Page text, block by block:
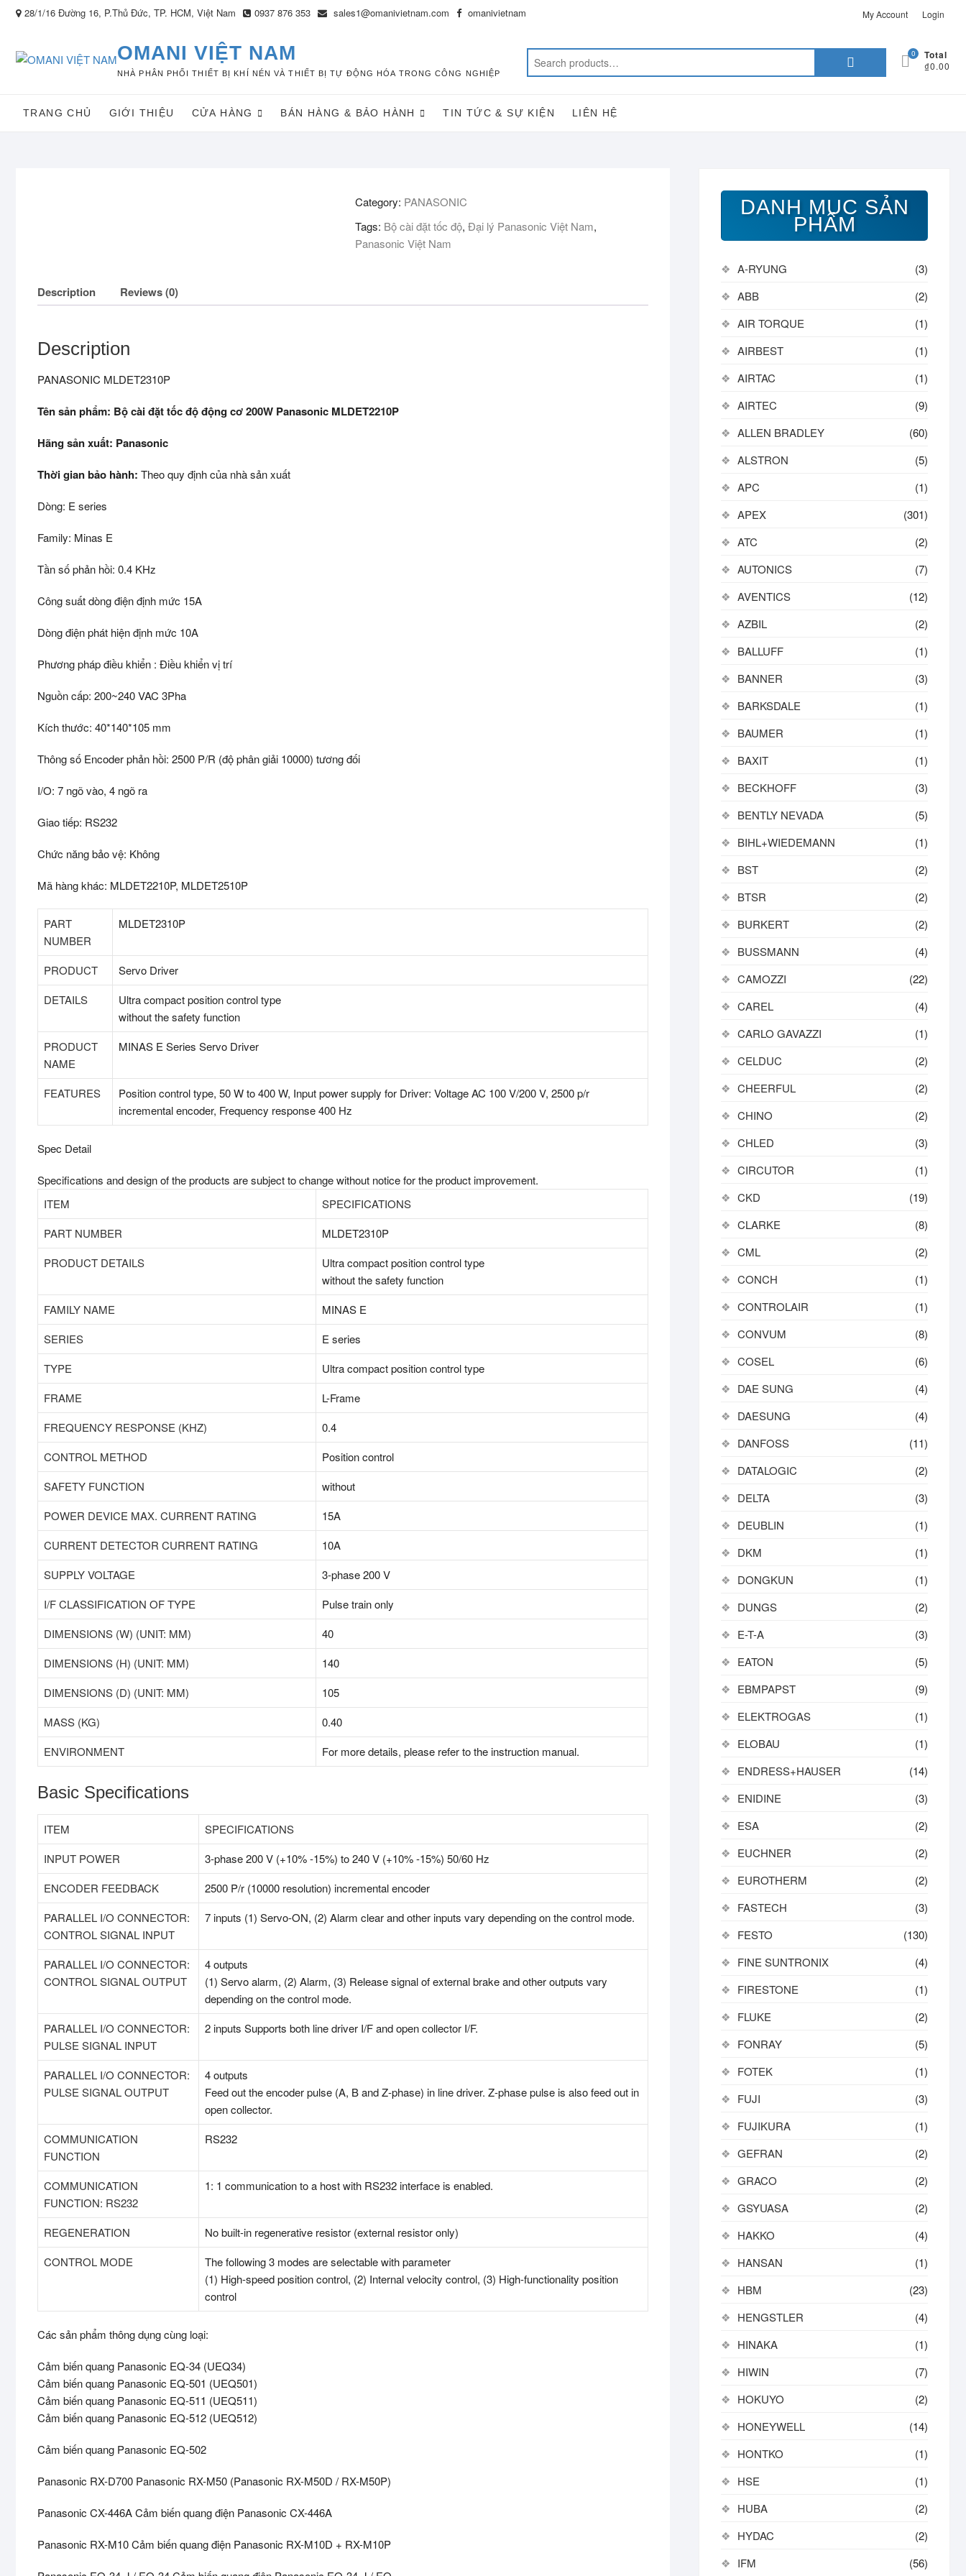
Skip 28/1/16 Đường 16, P.Thủ Đức, TP. HCM, Việt Nam 0937 876 353 sales1@omanivietnam.com omanivietnam My Account Login
OMANI VIỆT NAM
NHÀ PHÂN PHỐI THIẾT BỊ KHÍ NÉN VÀ THIẾT BỊ TỰ ĐỘNG HÓA TRONG CÔNG NGHIỆP
Search
0 Total
₫0.00
TRANG CHỦ GIỚI THIỆU CỬA HÀNG BÁN HÀNG & BẢO HÀNH TIN TỨC & SỰ KIỆN LIÊN HỆ
Category: PANASONIC
Tags: Bộ cài đặt tốc độ, Đại lý Panasonic Việt Nam,
Panasonic Việt Nam
Description Reviews (0)
Description
PANASONIC MLDET2310P
Tên sản phẩm: Bộ cài đặt tốc độ động cơ 200W Panasonic MLDET2210P
Hãng sản xuất: Panasonic
Thời gian bảo hành: Theo quy định của nhà sản xuất
Dòng: E series
Family: Minas E
Tần số phản hồi: 0.4 KHz
Công suất dòng điện định mức 15A
Dòng điện phát hiện định mức 10A
Phương pháp điều khiển : Điều khiển vị trí
Nguồn cấp: 200~240 VAC 3Pha
Kích thước: 40*140*105 mm
Thông số Encoder phản hồi: 2500 P/R (độ phân giải 10000) tương đối
I/O: 7 ngõ vào, 4 ngõ ra
Giao tiếp: RS232
Chức năng bảo vệ: Không
Mã hàng khác: MLDET2210P, MLDET2510P
PART
NUMBER
MLDET2310P
PRODUCT
Servo Driver
DETAILS
Ultra compact position control type
without the safety function
PRODUCT
NAME
MINAS E Series Servo Driver
FEATURES
Position control type, 50 W to 400 W, Input power supply for Driver: Voltage AC 100 V/200 V, 2500 p/r
incremental encoder, Frequency response 400 Hz
Spec Detail
Specifications and design of the products are subject to change without notice for the product improvement.
ITEM
SPECIFICATIONS
PART NUMBER
MLDET2310P
PRODUCT DETAILS
Ultra compact position control type
without the safety function
FAMILY NAME
MINAS E
SERIES
E series
TYPE
Ultra compact position control type
FRAME
L-Frame
FREQUENCY RESPONSE (KHZ)
0.4
CONTROL METHOD
Position control
SAFETY FUNCTION
without
POWER DEVICE MAX. CURRENT RATING
15A
CURRENT DETECTOR CURRENT RATING
10A
SUPPLY VOLTAGE
3-phase 200 V
I/F CLASSIFICATION OF TYPE
Pulse train only
DIMENSIONS (W) (UNIT: MM)
40
DIMENSIONS (H) (UNIT: MM)
140
DIMENSIONS (D) (UNIT: MM)
105
MASS (KG)
0.40
ENVIRONMENT
For more details, please refer to the instruction manual.
Basic Specifications
ITEM
SPECIFICATIONS
INPUT POWER
3-phase 200 V (+10% -15%) to 240 V (+10% -15%) 50/60 Hz
ENCODER FEEDBACK
2500 P/r (10000 resolution) incremental encoder
PARALLEL I/O CONNECTOR:
CONTROL SIGNAL INPUT
7 inputs (1) Servo-ON, (2) Alarm clear and other inputs vary depending on the control mode.
PARALLEL I/O CONNECTOR:
CONTROL SIGNAL OUTPUT
4 outputs
(1) Servo alarm, (2) Alarm, (3) Release signal of external brake and other outputs vary
depending on the control mode.
PARALLEL I/O CONNECTOR:
PULSE SIGNAL INPUT
2 inputs Supports both line driver I/F and open collector I/F.
PARALLEL I/O CONNECTOR:
PULSE SIGNAL OUTPUT
4 outputs
Feed out the encoder pulse (A, B and Z-phase) in line driver. Z-phase pulse is also feed out in
open collector.
COMMUNICATION
FUNCTION
RS232
COMMUNICATION
FUNCTION: RS232
1: 1 communication to a host with RS232 interface is enabled.
REGENERATION
No built-in regenerative resistor (external resistor only)
CONTROL MODE
The following 3 modes are selectable with parameter
(1) High-speed position control, (2) Internal velocity control, (3) High-functionality position
control
Các sản phẩm thông dụng cùng loại:
Cảm biến quang Panasonic EQ-34 (UEQ34)
Cảm biến quang Panasonic EQ-501 (UEQ501)
Cảm biến quang Panasonic EQ-511 (UEQ511)
Cảm biến quang Panasonic EQ-512 (UEQ512)
Cảm biến quang Panasonic EQ-502
Panasonic RX-D700 Panasonic RX-M50 (Panasonic RX-M50D / RX-M50P)
Panasonic CX-446A Cảm biến quang điện Panasonic CX-446A
Panasonic RX-M10 Cảm biến quang điện Panasonic RX-M10D + RX-M10P
DANH MỤC SẢN
PHẨM
A-RYUNG
(3)
ABB
(2)
AIR TORQUE
(1)
AIRBEST
(1)
AIRTAC
(1)
AIRTEC
(9)
ALLEN BRADLEY
(60)
ALSTRON
(5)
APC
(1)
APEX
(301)
ATC
(2)
AUTONICS
(7)
AVENTICS
(12)
AZBIL
(2)
BALLUFF
(1)
BANNER
(3)
BARKSDALE
(1)
BAUMER
(1)
BAXIT
(1)
BECKHOFF
(3)
BENTLY NEVADA
(5)
BIHL+WIEDEMANN
(1)
BST
(2)
BTSR
(2)
BURKERT
(2)
BUSSMANN
(4)
CAMOZZI
(22)
CAREL
(4)
CARLO GAVAZZI
(1)
CELDUC
(2)
CHEERFUL
(2)
CHINO
(2)
CHLED
(3)
CIRCUTOR
(1)
CKD
(19)
CLARKE
(8)
CML
(2)
CONCH
(1)
CONTROLAIR
(1)
CONVUM
(8)
COSEL
(6)
DAE SUNG
(4)
DAESUNG
(4)
DANFOSS
(11)
DATALOGIC
(2)
DELTA
(3)
DEUBLIN
(1)
DKM
(1)
DONGKUN
(1)
DUNGS
(2)
E-T-A
(3)
EATON
(5)
EBMPAPST
(9)
ELEKTROGAS
(1)
ELOBAU
(1)
ENDRESS+HAUSER
(14)
ENIDINE
(3)
ESA
(2)
EUCHNER
(2)
EUROTHERM
(2)
FASTECH
(3)
FESTO
(130)
FINE SUNTRONIX
(4)
FIRESTONE
(1)
FLUKE
(2)
FONRAY
(5)
FOTEK
(1)
FUJI
(3)
FUJIKURA
(1)
GEFRAN
(2)
GRACO
(2)
GSYUASA
(2)
HAKKO
(4)
HANSAN
(1)
HBM
(23)
HENGSTLER
(4)
HINAKA
(1)
HIWIN
(7)
HOKUYO
(2)
HONEYWELL
(14)
HONTKO
(1)
HSE
(1)
HUBA
(2)
HYDAC
(2)
IFM
(56)